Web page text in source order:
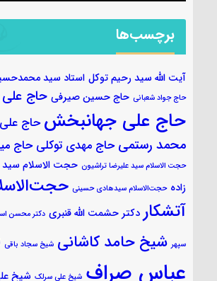
برچسب‌ها
آیت الله سید رحیم توکل استاد سید
حاج جواد شعبانی حاج حسین صیرفی حاج علی
حاج علی جهانبخش حاج
محمد رستمی حاج مهدی توکلی حاج
حجت الاسلام سید علیرضا تراشیون حجت الاسلام سید
زاده حجت‌الاسلام سیدهادی حسینی
آتشکار دکتر حشمت الله قنبری دکتر محسن
سپهر شیخ حامد کاشانی شیخ سجاد باقی
عباس صراف شیخ علی سرلک شیخ